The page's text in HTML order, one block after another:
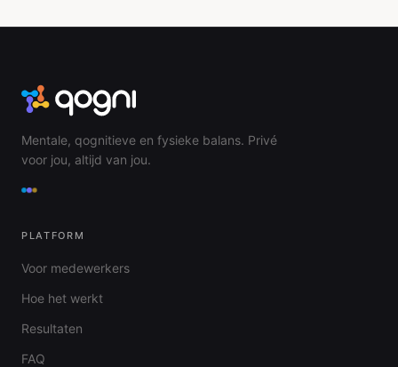
Mentale, qognitieve en fysieke balans. Privé
voor jou, altijd van jou.
PLATFORM
Voor medewerkers
Hoe het werkt
Resultaten
FAQ